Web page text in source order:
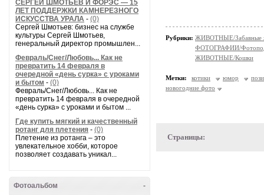
СЕРГЕЙ ШМОТЬЕВ И ФОРЭС — 15
ЛЕТ ПОДДЕРЖКИ КАМНЕРЕЗНОГО
ИСКУССТВА УРАЛА - (0)
Сергей Шмотьев: бизнес на службе
культуры Сергей Шмотьев,
генеральный директор промышлен...
Февраль/Снег/Любовь... Как не
превратить 14 февраля в
очередной «день сурка» с уроками
и бытом - (0)
Февраль/Снег/Любовь... Как не
превратить 14 февраля в очередной
«день сурка» с уроками и бытом ...
Где купить мягкий и качественный
ротанг для плетения - (0)
Плетение из ротанга – это
увлекательное хобби, которое
позволяет создавать уникал...
-
Фотоальбом
Рубрики: ЖИВОТНЫЕ/Забавные
ФОТОГРАФИИ/
ЖИВОТНЫЕ/Кошки
Метки: котики юмор
новогодние фото
Страницы: